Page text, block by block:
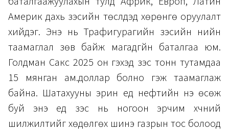
Америк дахь зэсийн төслүүдэд хөрөнгө оруулалт
хийдэг. Энэ нь Трафигурагийн зэсийн үнийн
таамаглал зөв байж магадгүйн баталгаа юм.
Голдман Сакс 2025 он гэхэд зэс тонн тутамдаа
15 мянган ам.доллар болно гэж таамаглаж
байна. Шатахууны эрин үед нефтийн үнэ өсөж
буй энэ үед зэс нь ногоон эрчим хүчний
шилжилтийг хөдөлгөх шинэ газрын тос болоод